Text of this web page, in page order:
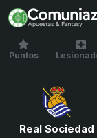
Puntos
Real Sociedad